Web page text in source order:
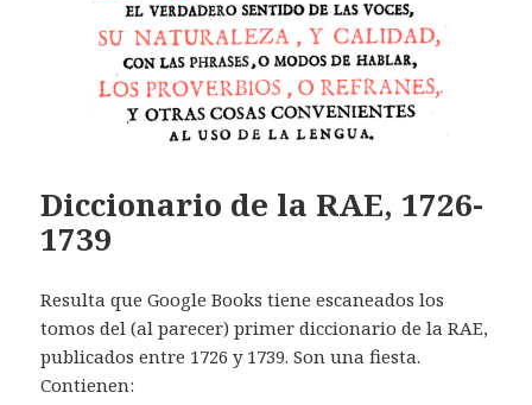
Diccionario de la RAE, 1726-
1739
Resulta que Google Books tiene escaneados los
tomos del (al parecer) primer diccionario de la RAE,
publicados entre 1726 y 1739. Son una fiesta.
Contienen: